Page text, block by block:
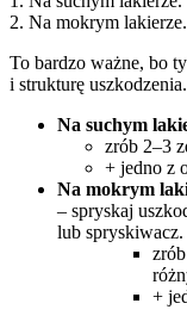
2. Na mokrym lakierze.
To bardzo ważne, bo
i strukturę uszkodzenia.
Na suchym
zrób 2–3
+ jedno z
Na mokrym
– spryskaj
lub spryskiwacz.
+